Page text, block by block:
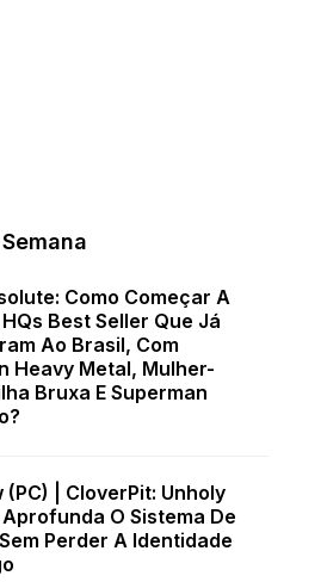
Como Começar A
Best Seller Que Já
Ao Brasil, Com
Heavy Metal, Mulher-
Bruxa E Superman
(PC) | CloverPit: Unholy
Aprofunda O Sistema De
Perder A Identidade